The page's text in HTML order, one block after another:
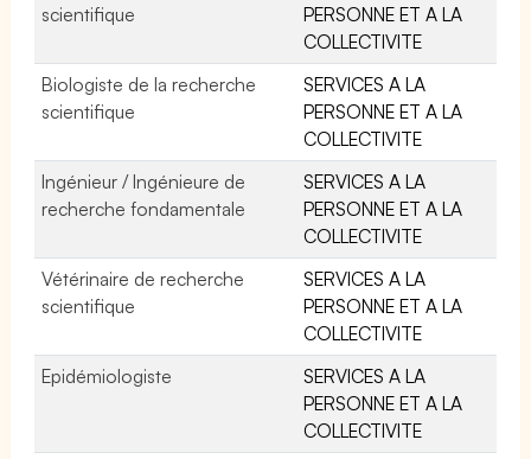
scientifique
PERSONNE ET A LA
COLLECTIVITE
Biologiste de la recherche
scientifique
SERVICES A LA
PERSONNE ET A LA
COLLECTIVITE
Ingénieur / Ingénieure de
recherche fondamentale
SERVICES A LA
PERSONNE ET A LA
COLLECTIVITE
Vétérinaire de recherche
scientifique
SERVICES A LA
PERSONNE ET A LA
COLLECTIVITE
Epidémiologiste
SERVICES A LA
PERSONNE ET A LA
COLLECTIVITE